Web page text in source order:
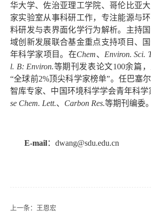
华大学、佐治亚理工学院、哥伦比亚
家实验室从事科研工作，专注能源与
料研发与表界面化学行为解析。主持
域创新发展联合基金重点支持项目、
年科学家项目。在Chem、 Environ. Sci.
l. B: Environ.等期刊发表论文100余篇
“全球前2%顶尖科学家榜单”。任巴塞
智库专家、中国环境科学学会青年科学
se Chem. Lett.、 Carbon Res.等期刊编委。
E-mail： dwang@sdu.edu.cn
上一条： 王恩宏